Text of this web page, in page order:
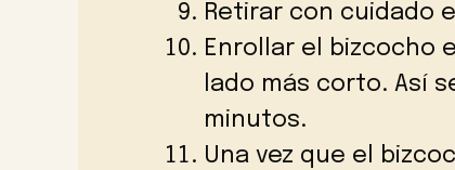
Retirar con cuidado
Enrollar el bizcocho
lado más corto. Así
minutos.
Una vez que el